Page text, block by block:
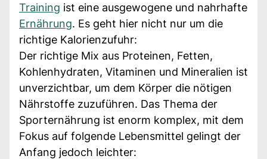
Training ist eine ausgewogene und nahrhafte
Ernährung. Es geht hier nicht nur um die
richtige Kalorienzufuhr:
Der richtige Mix aus Proteinen, Fetten,
Kohlenhydraten, Vitaminen und Mineralien ist
unverzichtbar, um dem Körper die nötigen
Nährstoffe zuzuführen. Das Thema der
Sporternährung ist enorm komplex, mit dem
Fokus auf folgende Lebensmittel gelingt der
Anfang jedoch leichter: